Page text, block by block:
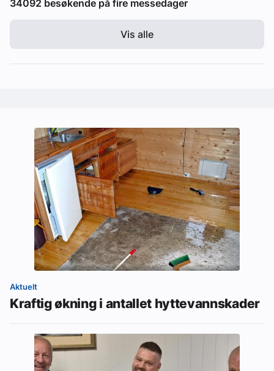
34092 besøkende på fire messedager
Vis alle
Aktuelt
Kraftig økning i antallet hyttevannskader